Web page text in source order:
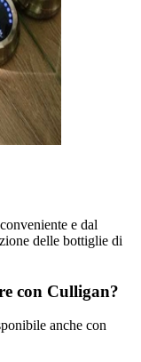
e dal
delle bottiglie di
con Culligan?
anche con